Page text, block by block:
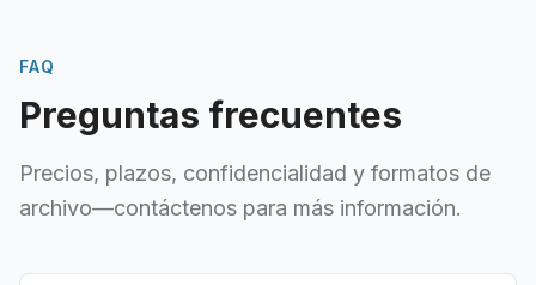
FAQ
Preguntas frecuentes
Precios, plazos, confidencialidad y formatos de
archivo—contáctenos para más información.